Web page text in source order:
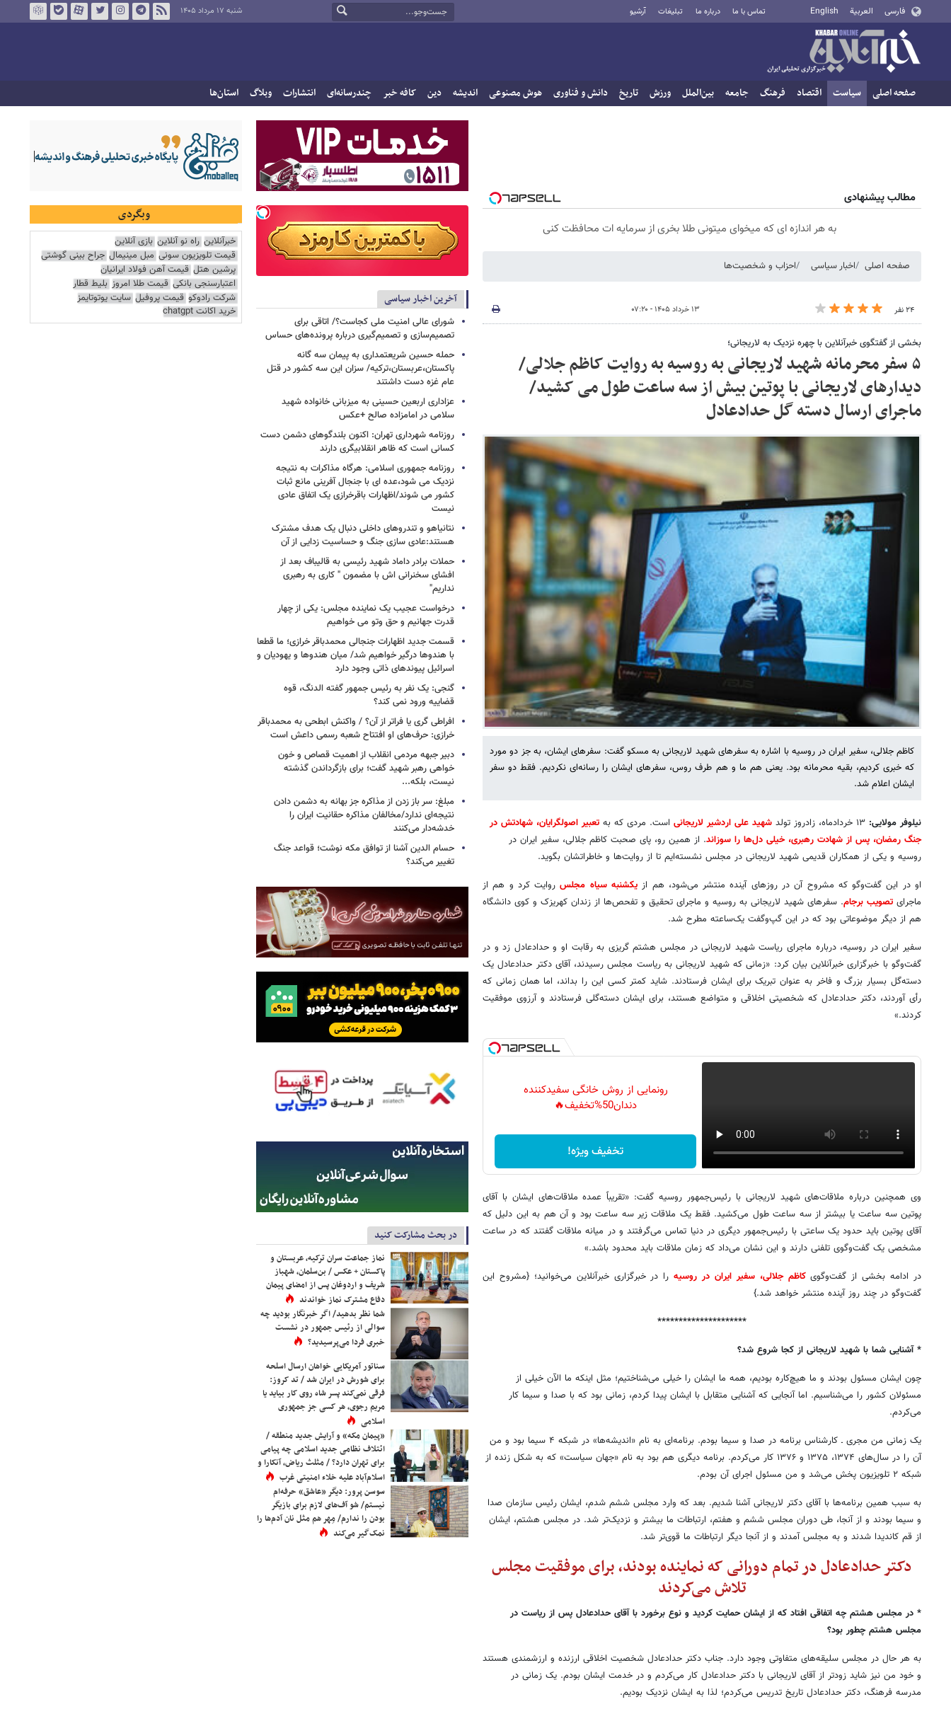
فارسی العربية English تماس با ما درباره ما تبلیغات آرشیو شنبه ۱۷ مرداد ۱۴۰۵
صفحه اصلی سیاست اقتصاد فرهنگ جامعه بین‌الملل ورزش تاریخ دانش و فناوری هوش مصنوعی اندیشه دین کافه خبر چندرسانه‌ای انتشارات وبلاگ استان‌ها
مطالب پیشنهادی
به هر اندازه ای که میخوای میتونی طلا بخری از سرمایه ات محافظت کنی
صفحه اصلی اخبار سیاسی احزاب و شخصیت‌ها
۲۴ نفر ۱۳ خرداد ۱۴۰۵ - ۰۷:۲۰
بخشی از گفتگوی خبرآنلاین با چهره نزدیک به لاریجانی؛
۵ سفر محرمانه شهید لاریجانی به روسیه به روایت کاظم جلالی/
دیدارهای لاریجانی با پوتین بیش از سه ساعت طول می کشید/
ماجرای ارسال دسته گل حدادعادل
کاظم جلالی، سفیر ایران در روسیه با اشاره به سفرهای شهید لاریجانی به مسکو گفت: سفرهای ایشان، به جز دو مورد
که خبری کردیم، بقیه محرمانه بود. یعنی هم ما و هم طرف روس، سفرهای ایشان را رسانه‌ای نکردیم. فقط دو سفر
ایشان اعلام شد.
نیلوفر مولایی: ۱۳ خردادماه، زادروز تولد شهید علی اردشیر لاریجانی است. مردی که به تعبیر اصولگرایان، شهادتش در
جنگ رمضان، پس از شهادت رهبری، خیلی دل‌ها را سوزاند. از همین رو، پای صحبت کاظم جلالی، سفیر ایران در
روسیه و یکی از همکاران قدیمی شهید لاریجانی در مجلس نشسته‌ایم تا از روایت‌ها و خاطراتشان بگوید.
او در این گفت‌وگو که مشروح آن در روزهای آینده منتشر می‌شود، هم از یکشنبه سیاه مجلسروایت کرد و هم از
ماجرای تصویب برجام. سفرهای شهید لاریجانی به روسیه و ماجرای تحقیق و تفحص‌ها از زندان کهریزک و کوی دانشگاه
هم از دیگر موضوعاتی بود که در این گپ‌وگفت یک‌ساعته مطرح شد.
سفیر ایران در روسیه، درباره ماجرای ریاست شهید لاریجانی در مجلس هشتم گریزی به رقابت او و حدادعادل زد و در
گفت‌وگو با خبرگزاری خبرآنلاین بیان کرد: «زمانی که شهید لاریجانی به ریاست مجلس رسیدند، آقای دکتر حدادعادل یک
دسته‌گل بسیار بزرگ و فاخر به عنوان تبریک برای ایشان فرستادند. شاید کمتر کسی این را بداند، اما همان زمانی که
رأی آوردند، دکتر حدادعادل که شخصیتی اخلاقی و متواضع هستند، برای ایشان دسته‌گلی فرستادند و آرزوی موفقیت
کردند.»
رونمایی از روش خانگی سفیدکننده
دندان50%تخفیف🔥
تخفیف ویژه!
وی همچنین درباره ملاقات‌های شهید لاریجانی با رئیس‌جمهور روسیه گفت: «تقریباً عمده ملاقات‌های ایشان با آقای
پوتین سه ساعت یا بیشتر از سه ساعت طول می‌کشید. فقط یک ملاقات زیر سه ساعت بود و آن هم به این دلیل که
آقای پوتین باید حدود یک ساعتی با رئیس‌جمهور دیگری در دنیا تماس می‌گرفتند و در میانه ملاقات گفتند که در ساعت
مشخصی یک گفت‌وگوی تلفنی دارند و این نشان می‌داد که زمان ملاقات باید محدود باشد.»
در ادامه بخشی از گفت‌وگویکاظم جلالی، سفیر ایران در روسیهرا در خبرگزاری خبرآنلاین می‌خوانید؛ {مشروح این
گفت‌وگو در چند روز آینده منتشر خواهد شد.}
*********************
* آشنایی شما با شهید لاریجانی از کجا شروع شد؟
چون ایشان مسئول بودند و ما هیچ‌کاره بودیم، همه ما ایشان را خیلی می‌شناختیم؛ مثل اینکه ما الآن خیلی از
مسئولان کشور را می‌شناسیم. اما آنجایی که آشنایی متقابل با ایشان پیدا کردم، زمانی بود که با صدا و سیما کار
می‌کردم.
یک زمانی من مجری ـ کارشناس برنامه در صدا و سیما بودم. برنامه‌ای به نام «اندیشه‌ها» در شبکه ۴ سیما بود و من
آن را در سال‌های ۱۳۷۴، ۱۳۷۵ و ۱۳۷۶ کار می‌کردم. برنامه دیگری هم بود به نام «جهان سیاست» که به شکل زنده از
شبکه ۲ تلویزیون پخش می‌شد و من مسئول اجرای آن بودم
.
به سبب همین برنامه‌ها با آقای دکتر لاریجانی آشنا شدیم. بعد که وارد مجلس ششم شدم، ایشان رئیس سازمان صدا
و سیما بودند و از آنجا، طی دوران مجلس ششم و هفتم، ارتباطات ما بیشتر و نزدیک‌تر شد. در مجلس هشتم، ایشان
از قم کاندیدا شدند و به مجلس آمدند و از آنجا دیگر ارتباطات ما قوی‌تر شد.
دکتر حدادعادل در تمام دورانی که نماینده بودند، برای موفقیت مجلس
تلاش می‌کردند
* در مجلس هشتم چه اتفاقی افتاد که از ایشان حمایت کردید و نوع برخورد با آقای حدادعادل پس از ریاست در
مجلس هشتم چطور بود؟
به هر حال در مجلس سلیقه‌های متفاوتی وجود دارد. جناب دکتر حدادعادل شخصیت اخلاقی ارزنده و ارزشمندی هستند
و خود من نیز شاید زودتر از آقای لاریجانی با دکتر حدادعادل کار می‌کردم و در خدمت ایشان بودم. یک زمانی در
مدرسه فرهنگ، دکتر حدادعادل تاریخ تدریس می‌کردم؛ لذا به ایشان نزدیک بودیم.
آخرین اخبار سیاسی
شورای عالی امنیت ملی کجاست؟/ اتاقی برای
تصمیم‌سازی و تصمیم‌گیری درباره پرونده‌های حساس
حمله حسین شریعتمداری به پیمان سه گانه
پاکستان،عربستان،ترکیه/ سزان این سه کشور در قتل
عام غزه دست داشتند
عزاداری اربعین حسینی به میزبانی خانواده شهید
سلامی در امامزاده صالح +عکس
روزنامه شهرداری تهران: اکنون بلندگوهای دشمن دست
کسانی است که ظاهر انقلابیگری دارند
روزنامه جمهوری اسلامی: هرگاه مذاکرات به نتیجه
نزدیک می شود،عده ای با جنجال آفرینی مانع ثبات
کشور می شوند/اظهارات باقرخرازی یک اتفاق عادی
نیست
نتانیاهو و تندروهای داخلی دنبال یک هدف مشترک
هستند:عادی سازی جنگ و حساسیت زدایی از آن
حملات برادر داماد شهید رئیسی به قالیباف بعد از
افشای سخنرانی اش با مضمون " کاری به رهبری
نداریم"
درخواست عجیب یک نماینده مجلس: یکی از چهار
قدرت جهانیم و حق وتو می خواهیم
قسمت جدید اظهارات جنجالی محمدباقر خرازی؛ ما قطعا
با هندوها درگیر خواهیم شد/ میان هندوها و یهودیان و
اسرائیل پیوندهای ذاتی وجود دارد
گنجی: یک نفر به رئیس جمهور گفته الدنگ، قوه
قضاییه ورود نمی کند؟
افراطی گری یا فراتر از آن؟ / واکنش ابطحی به محمدباقر
خرازی: حرف‌های او افتتاح شعبه رسمی داعش است
دبیر جبهه مردمی انقلاب از اهمیت قصاص و خون
خواهی رهبر شهید گفت؛ برای بازگرداندن گذشته
نیست، بلکه...
مبلغ: سر باز زدن از مذاکره‌ جز بهانه به دشمن دادن
نتیجه‌ای ندارد/مخالفان مذاکره حقانیت ایران را
خدشه‌دار می‌کنند
حسام الدین آشنا از توافق مکه نوشت؛ قواعد جنگ
تغییر می‌کند؟
در بحث مشارکت کنید
نماز جماعت سران ترکیه، عربستان و
پاکستان + عکس / بن‌سلمان، شهباز
شریف و اردوغان پس از امضای پیمان
دفاع مشترک نماز خواندند
شما نظر بدهید/ اگر خبرنگار بودید چه
سوالی از رئیس جمهور در نشست
خبری فردا می‌پرسیدید؟
سناتور آمریکایی خواهان ارسال اسلحه
برای شورش در ایران شد / تد کروز:
فرقی نمی‌کند پسر شاه روی کار بیاید یا
مریم رجوی، هر کسی جز جمهوری
اسلامی
«پیمان مکه» و آرایش جدید منطقه /
ائتلاف نظامی جدید اسلامی چه پیامی
برای تهران دارد؟ / مثلث ریاض، آنکارا و
اسلام‌آباد علیه خلاء امنیتی غرب
سوسن پرور: دیگر «عاشق» حرفه‌ام
نیستم/ شو آف‌های لازم برای بازیگر
بودن را ندارم/ مِهر هم مثل نان آدم‌ها را
نمک‌گیر می‌کند
وبگردی
خبرآنلاین راه نو آنلاین بازی آنلاین
قیمت تلویزیون سونی مبل مینیمال جراح بینی گوشتی
پرشین هتل قیمت آهن فولاد ایرانیان
اعتبارسنجی بانکی قیمت طلا امروز بلیط قطار
شرکت رادوکو قیمت پروفیل سایت یوتوتایمز
خرید اکانت chatgpt